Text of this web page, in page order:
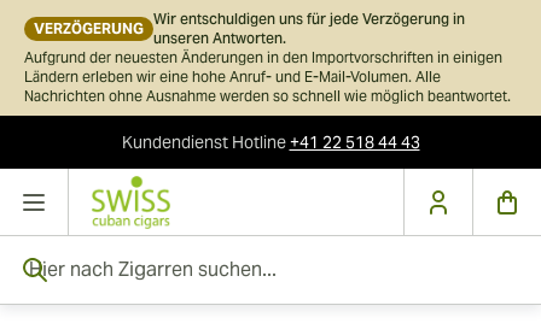
VERZÖGERUNG
Wir entschuldigen uns für jede Verzögerung in
unseren Antworten.
Aufgrund der neuesten Änderungen in den Importvorschriften in einigen
Ländern erleben wir eine hohe Anruf- und E-Mail-Volumen. Alle
Nachrichten ohne Ausnahme werden so schnell wie möglich beantwortet.
KundendienstHotline+41 22 518 44 43
Skip to Content